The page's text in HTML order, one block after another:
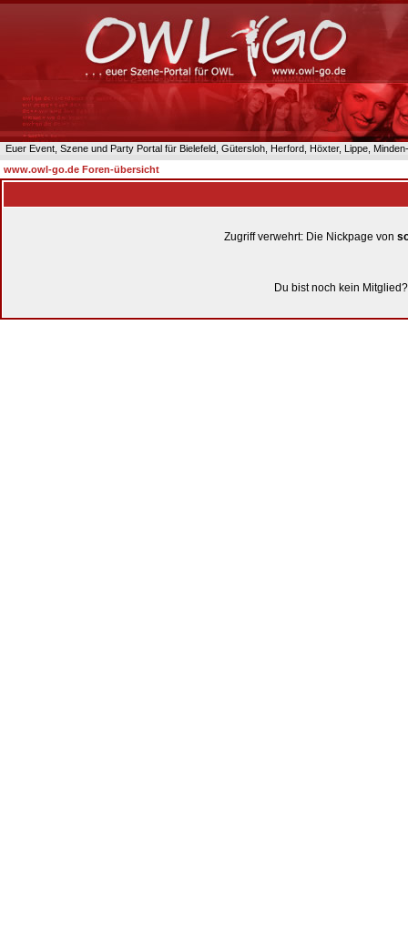
Euer Event, Szene und Party Portal für Bielefeld, Gütersloh, Herford, Höxter, Lippe,
www.owl-go.de Foren-übersicht
Zugriff verwehrt: Die Nickpage von
Du bist noch kein